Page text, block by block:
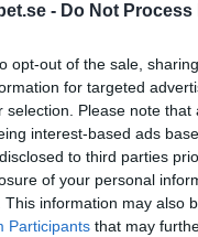
- Do Not
opt-out of the sale,
for targeted
selection. Please note
interest-based ads
to third parties
of your personal
This information may also
Participants that may